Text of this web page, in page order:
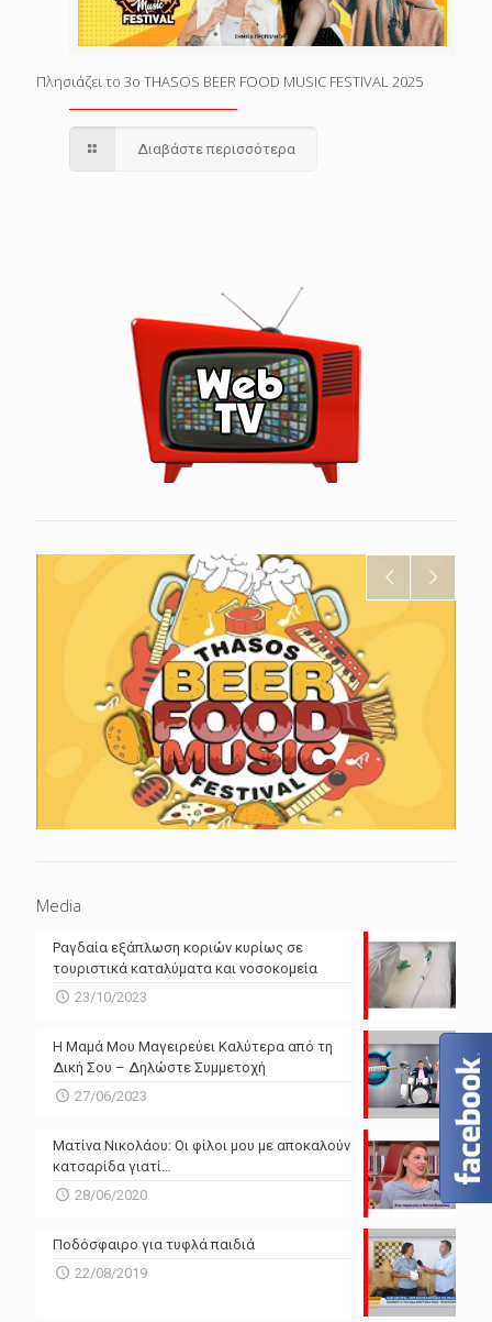
Πλησιάζει το 3o THASOS BEER FOOD MUSIC FESTIVAL 2025
Διαβάστε περισσότερα
Media
Ραγδαία εξάπλωση κοριών κυρίως σε
τουριστικά καταλύματα και νοσοκομεία
23/10/2023
Η Μαμά Μου Μαγειρεύει Καλύτερα από τη
Δική Σου – Δηλώστε Συμμετοχή
27/06/2023
Ματίνα Νικολάου: Οι φίλοι μου με αποκαλούν
κατσαρίδα γιατί…
28/06/2020
Ποδόσφαιρο για τυφλά παιδιά
22/08/2019